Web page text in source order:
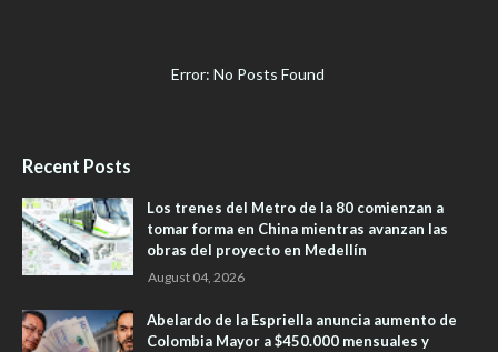
Error: No Posts Found
Recent Posts
Los trenes del Metro de la 80 comienzan a
tomar forma en China mientras avanzan las
obras del proyecto en Medellín
August 04, 2026
Abelardo de la Espriella anuncia aumento de
Colombia Mayor a $450.000 mensuales y